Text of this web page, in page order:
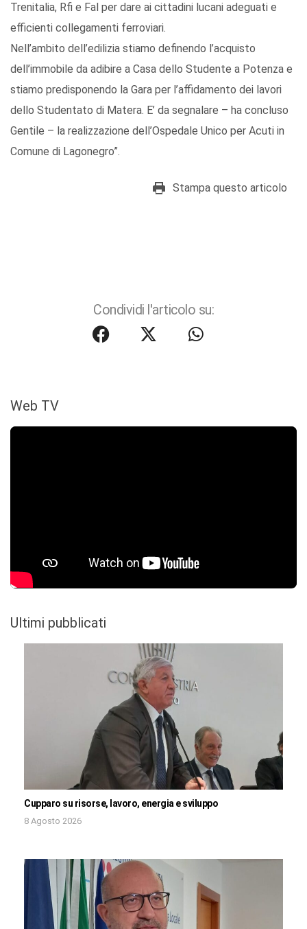
Trenitalia, Rfi e Fal per dare ai cittadini lucani adeguati e
efficienti collegamenti ferroviari.
Nell’ambito dell’edilizia stiamo definendo l’acquisto
dell’immobile da adibire a Casa dello Studente a Potenza e
stiamo predisponendo la Gara per l’affidamento dei lavori
dello Studentato di Matera. E’ da segnalare – ha concluso
Gentile – la realizzazione dell’Ospedale Unico per Acuti in
Comune di Lagonegro”.
Stampa questo articolo
Condividi l'articolo su:
Web TV
Ultimi pubblicati
Cupparo su risorse, lavoro, energia e sviluppo
8 Agosto 2026